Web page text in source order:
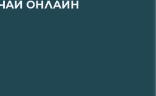
ОНЛАЙН